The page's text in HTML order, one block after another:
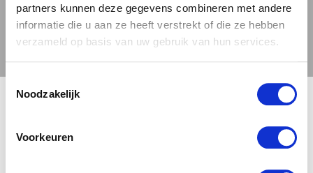
partners kunnen deze gegevens combineren met andere
informatie die u aan ze heeft verstrekt of die ze hebben
verzameld op basis van uw gebruik van hun services.
Toestemmingsselectie
Noodzakelijk
Voorkeuren
keuze is voor liefhebbers van toegankelijke,
smaakvolle craft bieren.
🍺 LEEFDTIJDSCHECK 🍺
Je moet 18 jaar of ouder zijn om deze site te bezoeken.